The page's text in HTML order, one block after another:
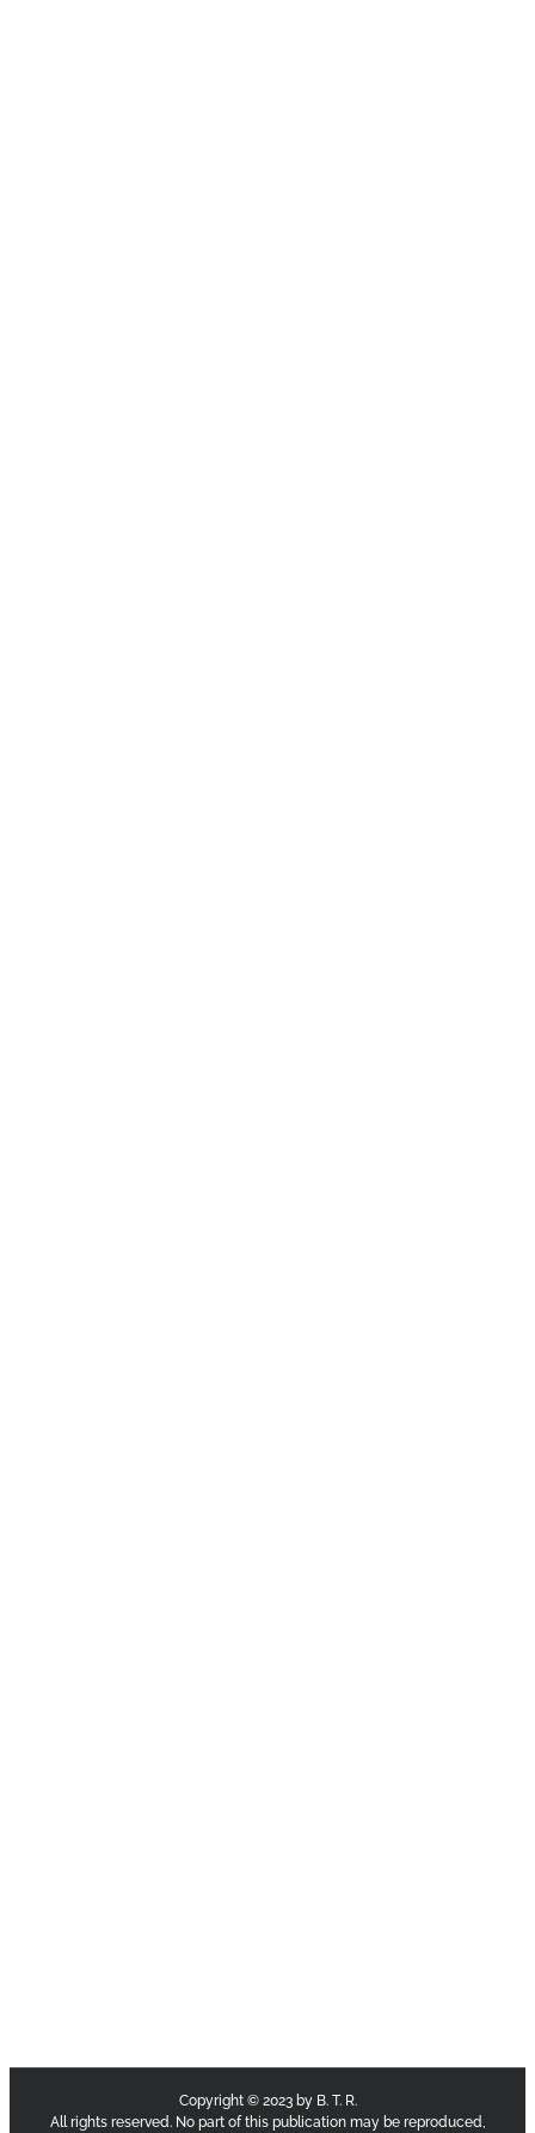
Copyright © 2023 by B. T. R.
All rights reserved. No part of this publication may be reproduced,